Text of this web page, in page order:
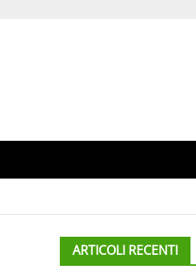
ARTICOLI RECENTI